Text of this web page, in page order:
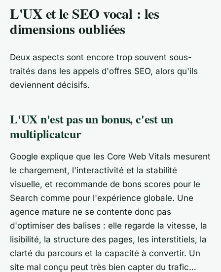
L'UX et le SEO vocal : les
dimensions oubliées
Deux aspects sont encore trop souvent sous-
traités dans les appels d'offres SEO, alors qu'ils
deviennent décisifs.
L'UX n'est pas un bonus, c'est un
multiplicateur
Google explique que les Core Web Vitals mesurent
le chargement, l'interactivité et la stabilité
visuelle, et recommande de bons scores pour le
Search comme pour l'expérience globale. Une
agence mature ne se contente donc pas
d'optimiser des balises : elle regarde la vitesse, la
lisibilité, la structure des pages, les interstitiels, la
clarté du parcours et la capacité à convertir. Un
site mal conçu peut très bien capter du trafic…